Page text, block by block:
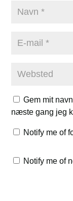
Gem mit
næste gang jeg
Notify me of
Notify me of